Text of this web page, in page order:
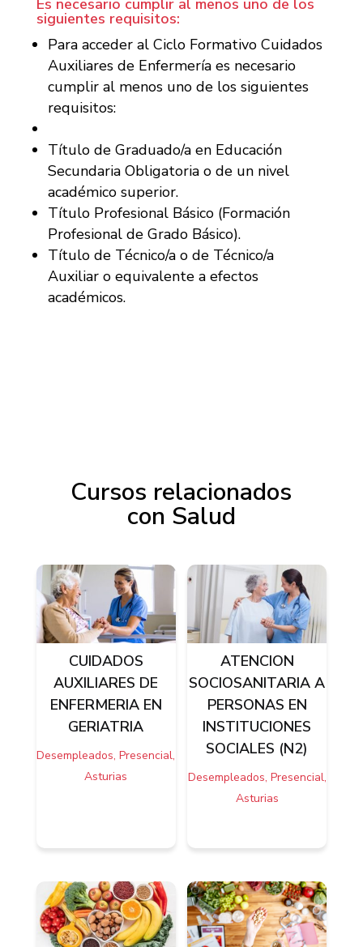
Es necesario cumplir al menos uno de los
siguientes requisitos:
Para acceder al Ciclo Formativo Cuidados
Auxiliares de Enfermería es necesario
cumplir al menos uno de los siguientes
requisitos:
Título de Graduado/a en Educación
Secundaria Obligatoria o de un nivel
académico superior.
Título Profesional Básico (Formación
Profesional de Grado Básico).
Título de Técnico/a o de Técnico/a
Auxiliar o equivalente a efectos
académicos.
Cursos relacionados
con Salud
CUIDADOS
AUXILIARES DE
ENFERMERIA EN
GERIATRIA
Desempleados, Presencial,
Asturias
ATENCION
SOCIOSANITARIA A
PERSONAS EN
INSTITUCIONES
SOCIALES (N2)
Desempleados, Presencial,
Asturias